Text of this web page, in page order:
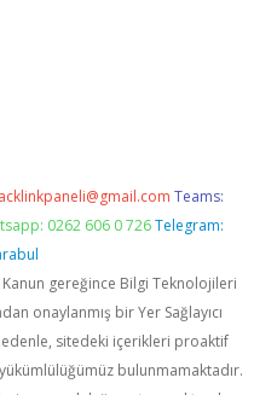
Teams:
0262 606 0 726 Telegram:
Kanun gereğince Bilgi Teknolojileri
onaylanmış bir Yer Sağlayıcı
sitedeki içerikleri proaktif
bulunmamaktadır.